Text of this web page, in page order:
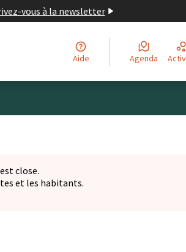
vous à la newsletter
Aide Agenda
close.
et les habitants.